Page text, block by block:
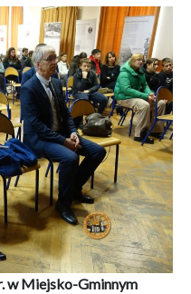
w Miejsko-Gminnym